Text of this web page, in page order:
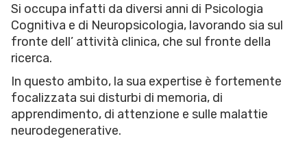
Si occupa infatti da diversi anni di Psicologia
Cognitiva e di Neuropsicologia, lavorando sia sul
fronte dell’ attività clinica, che sul fronte della
ricerca.
In questo ambito, la sua expertise è fortemente
focalizzata sui disturbi di memoria, di
apprendimento, di attenzione e sulle malattie
neurodegenerative.